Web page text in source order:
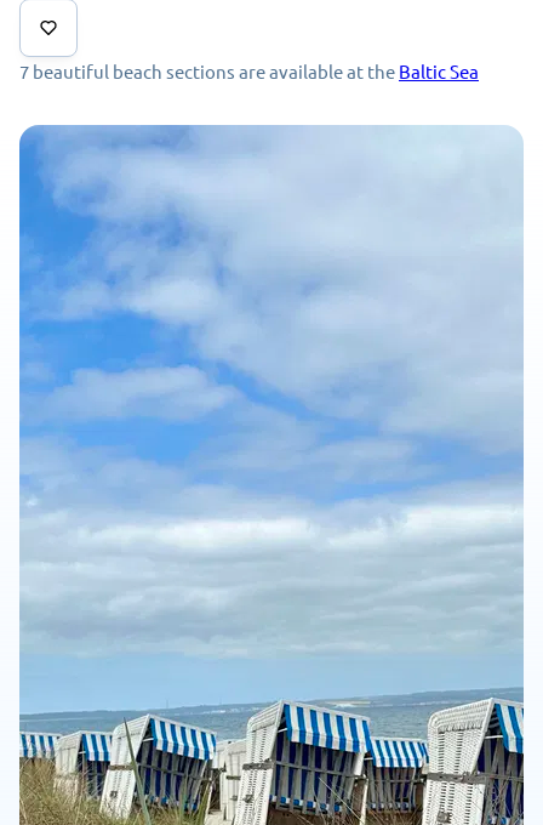
7 beautiful beach sections are available at the Baltic Sea